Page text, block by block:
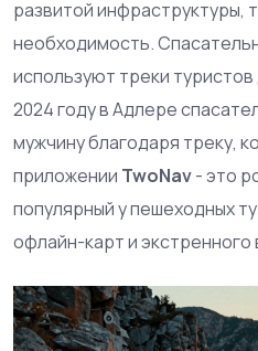
развитой инфраструктуры,
необходимость.
используют треки
2024 году в Адлере
мужчину благодаря треку,
приложении TwoNav- это
популярный у пешеходных
офлайн-карт и